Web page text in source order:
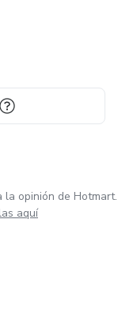
opinión de Hotmart.
aquí